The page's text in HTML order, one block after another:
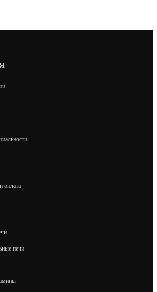
оплата
печи